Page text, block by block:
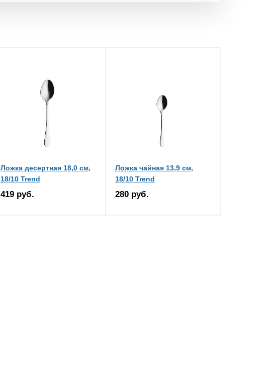
Ложка десертная 18,0 см,
18/10 Trend
419 руб.
Ложка чайная 13,9 см,
18/10 Trend
280 руб.